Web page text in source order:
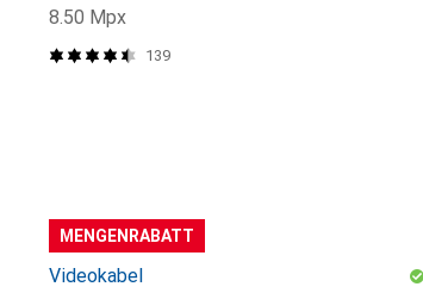
8.50 Mpx
139
MENGENRABATT
Videokabel